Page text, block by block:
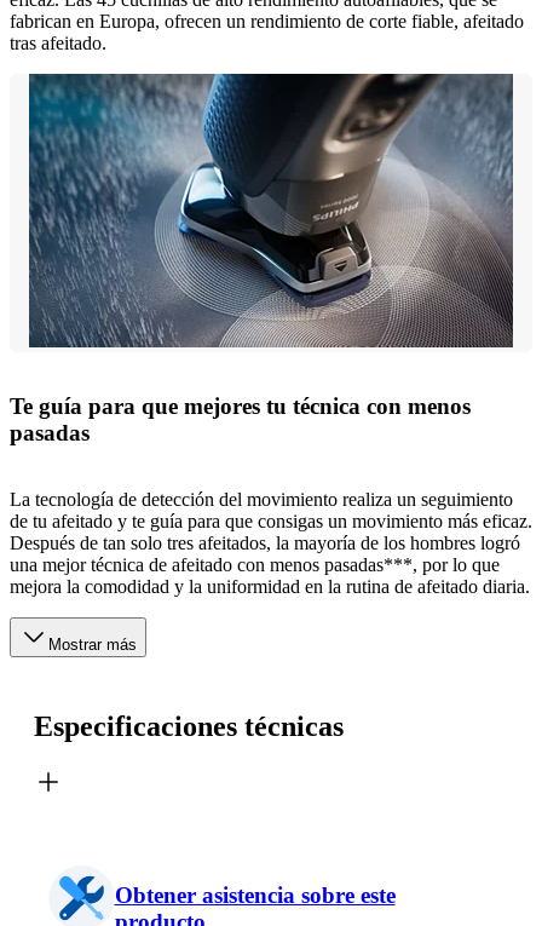
fabrican en Europa, ofrecen un rendimiento de corte fiable, afeitado
tras afeitado.
Te guía para que mejores tu técnica con menos
pasadas
La tecnología de detección del movimiento realiza un seguimiento
de tu afeitado y te guía para que consigas un movimiento más eficaz.
Después de tan solo tres afeitados, la mayoría de los hombres logró
una mejor técnica de afeitado con menos pasadas***, por lo que
mejora la comodidad y la uniformidad en la rutina de afeitado diaria.
Mostrar más
Especificaciones técnicas
Obtener asistencia sobre este